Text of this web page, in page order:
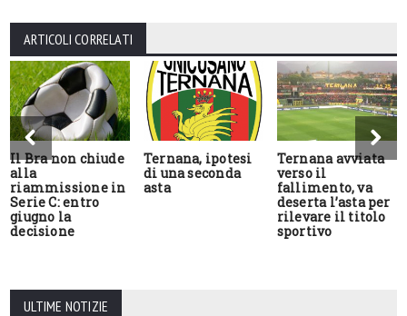
ARTICOLI CORRELATI
Il Bra non chiude
alla
riammissione in
Serie C: entro
giugno la
decisione
Ternana, ipotesi
di una seconda
asta
Ternana avviata
verso il
fallimento, va
deserta l’asta per
rilevare il titolo
sportivo
ULTIME NOTIZIE